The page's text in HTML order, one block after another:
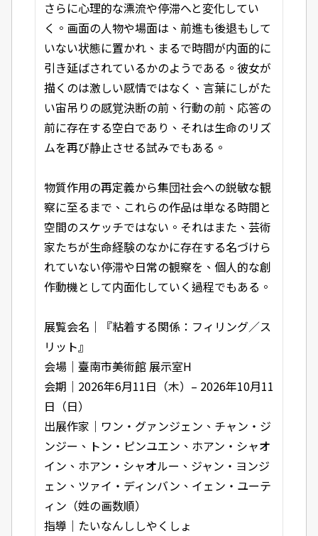
さらに心理的な漂流や停滞へと変化してい
く。画面の人物や場面は、前進も後退もして
いない状態に置かれ、まるで時間が内面的に
引き延ばされているかのようである。彼女が
描くのは激しい感情ではなく、言葉にしがた
い宙吊りの感覚――決断の前、行動の前、応答の
前に存在する空白であり、それは生命のリズ
ムを再び静止させる試みでもある。
物質作用の再定義から集団社会への鋭敏な観
察に至るまで、これらの作品は単なる時間と
空間のスケッチではない。それはまた、芸術
家たちが生命経験のなかに存在する名づけら
れていない停滞や日常の観察を、個人的な創
作動機として内面化していく過程でもある。
展覧会名｜『粘着する関係：フィリング／ス
リット』
会場｜ 臺南市美術館 展示室H
会期｜2026年6月11日（木）– 2026年10月11
日（日）
出展作家｜ワン・グァンジェン、チャン・ジ
ンジー、トン・ピンユエン、ホアン・シャオ
イン、ホアン・シャオルー、ジャン・ヨンジ
ェン、ツァイ・ディンバン、イェン・ユーテ
ィン（姓の画数順）
指導｜たいなんししやくしょ